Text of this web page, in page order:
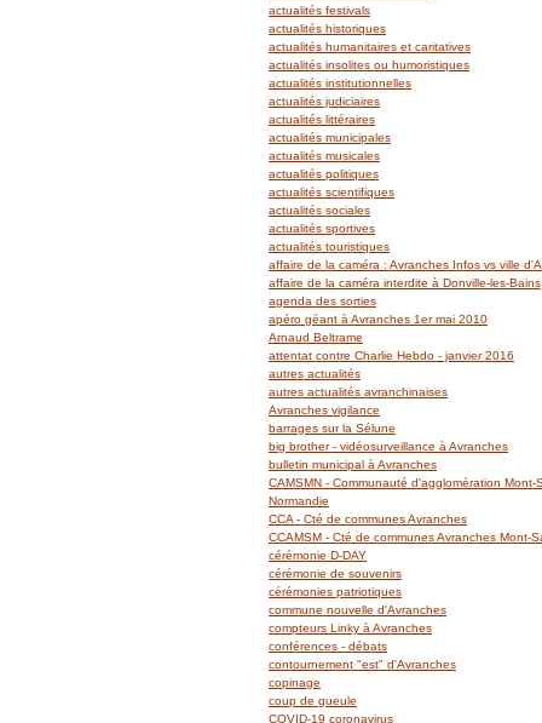
actualités festivals
actualités historiques
actualités humanitaires et caritatives
actualités insolites ou humoristiques
actualités institutionnelles
actualités judiciaires
actualités littéraires
actualités municipales
actualités musicales
actualités politiques
actualités scientifiques
actualités sociales
actualités sportives
actualités touristiques
affaire de la caméra : Avranches Infos vs ville
affaire de la caméra interdite à Donville-les-Bains
agenda des sorties
apéro géant à Avranches 1er mai 2010
Arnaud Beltrame
attentat contre Charlie Hebdo - janvier 2016
autres actualités
autres actualités avranchinaises
Avranches vigilance
barrages sur la Sélune
big brother - vidéosurveillance à Avranches
bulletin municipal à Avranches
CAMSMN - Communauté d'agglomération Mont-
Normandie
CCA - Cté de communes Avranches
CCAMSM - Cté de communes Avranches Mont-
cérémonie D-DAY
cérémonie de souvenirs
cérémonies patriotiques
commune nouvelle d'Avranches
compteurs Linky à Avranches
conférences - débats
contournement "est" d'Avranches
copinage
coup de gueule
COVID-19 coronavirus